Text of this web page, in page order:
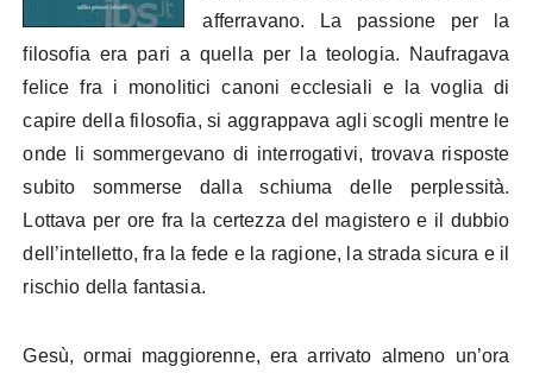
afferravano. La passione per la
filosofia era pari a quella per la teologia. Naufragava
felice fra i monolitici canoni ecclesiali e la voglia di
capire della filosofia, si aggrappava agli scogli mentre le
onde li sommergevano di interrogativi, trovava risposte
subito sommerse dalla schiuma delle perplessità.
Lottava per ore fra la certezza del magistero e il dubbio
dell’intelletto, fra la fede e la ragione, la strada sicura e il
rischio della fantasia.
Gesù, ormai maggiorenne, era arrivato almeno un’ora